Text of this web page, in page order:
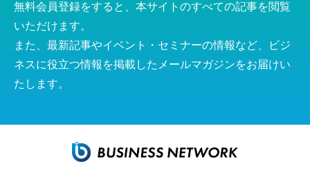
無料会員登録をすると、本サイトのすべての記事を閲覧
いただけます。
また、最新記事やイベント・セミナーの情報など、ビジ
ネスに役立つ情報を掲載したメールマガジンをお届けい
たします。